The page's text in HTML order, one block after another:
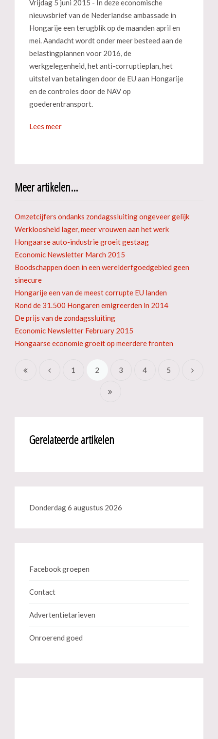
Vrijdag 5 juni 2015 - In deze economische
nieuwsbrief van de Nederlandse ambassade in
Hongarije een terugblik op de maanden april en
mei. Aandacht wordt onder meer besteed aan de
belastingplannen voor 2016, de
werkgelegenheid, het anti-corruptieplan, het
uitstel van betalingen door de EU aan Hongarije
en de controles door de NAV op
goederentransport.
Lees meer
Meer artikelen...
Omzetcijfers ondanks zondagssluiting ongeveer gelijk
Werkloosheid lager, meer vrouwen aan het werk
Hongaarse auto-industrie groeit gestaag
Economic Newsletter March 2015
Boodschappen doen in een werelderfgoedgebied geen
sinecure
Hongarije een van de meest corrupte EU landen
Rond de 31.500 Hongaren emigreerden in 2014
De prijs van de zondagssluiting
Economic Newsletter February 2015
Hongaarse economie groeit op meerdere fronten
1 2 3 4 5
Gerelateerde artikelen
Donderdag 6 augustus 2026
Facebook groepen
Contact
Advertentietarieven
Onroerend goed